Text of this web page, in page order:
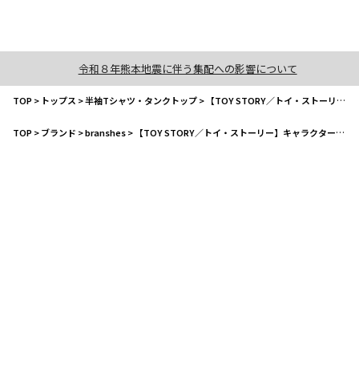
令和８年熊本地震に伴う集配への影響について
TOP> トップス >半袖Tシャツ・タンクトップ> 【TOY STORY／トイ・ストーリー】キャラクターアソートTシャツ
TOP>ブランド >branshes> 【TOY STORY／トイ・ストーリー】キャラクターアソートTシャツ